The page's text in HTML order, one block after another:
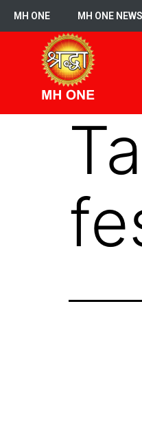
MH ONE MH ONE NEWS